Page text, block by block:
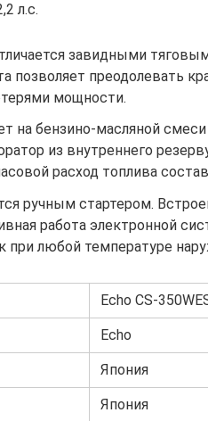
л.с.
завидными
позволяет преодолевать
мощности.
на бензино-масляной
из внутреннего
расход топлива
ручным стартером.
работа электронной
при любой температуре
Echo CS-
Echo
Япония
Япония